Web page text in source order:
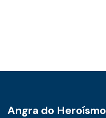
Angra do Heroísmo